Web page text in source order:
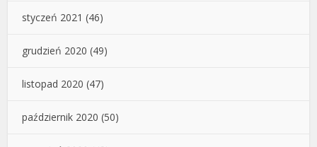
styczeń 2021 (46)
grudzień 2020 (49)
listopad 2020 (47)
październik 2020 (50)